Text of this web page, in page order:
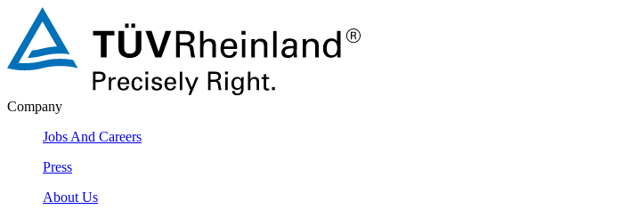
Company
Jobs And Careers
Press
About Us